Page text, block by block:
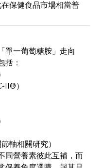
保健食品市場相當普
單一葡萄糖胺」走向
括：
II®）
軸相關研究）
同營養素彼此互補，而